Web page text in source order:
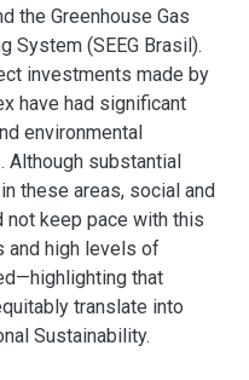
the Greenhouse Gas
System (SEEG Brasil).
investments made by
have had significant
environmental
Although substantial
these areas, social and
not keep pace with this
and high levels of
that
translate into
Sustainability.